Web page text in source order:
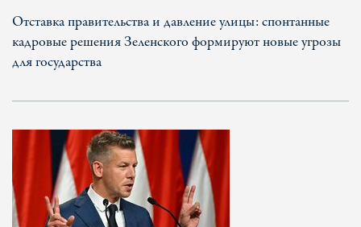
Отставка правительства и давление улицы: спонтанные
кадровые решения Зеленского формируют новые угрозы
для государства